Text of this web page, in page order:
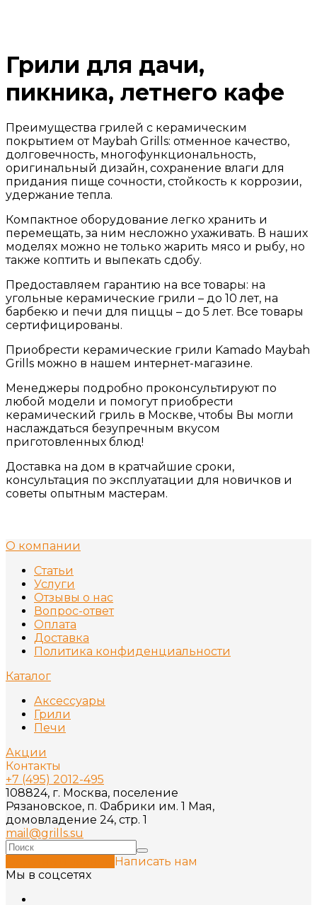
Грили для дачи,
пикника, летнего кафе
Преимущества грилей с керамическим
покрытием от Maybah Grills: отменное качество,
долговечность, многофункциональность,
оригинальный дизайн, сохранение влаги для
придания пище сочности, стойкость к коррозии,
удержание тепла.
Компактное оборудование легко хранить и
перемещать, за ним несложно ухаживать. В наших
моделях можно не только жарить мясо и рыбу, но
также коптить и выпекать сдобу.
Предоставляем гарантию на все товары: на
угольные керамические грили – до 10 лет, на
барбекю и печи для пиццы – до 5 лет. Все товары
сертифицированы.
Приобрести керамические грили Kamado Maybah
Grills можно в нашем интернет-магазине.
Менеджеры подробно проконсультируют по
любой модели и помогут приобрести
керамический гриль в Москве, чтобы Вы могли
наслаждаться безупречным вкусом
приготовленных блюд!
Доставка на дом в кратчайшие сроки,
консультация по эксплуатации для новичков и
советы опытным мастерам.
О компании
Статьи
Услуги
Отзывы о нас
Вопрос-ответ
Оплата
Доставка
Политика конфиденциальности
Каталог
Аксессуары
Грили
Печи
Акции
Контакты
+7 (495) 2012-495
108824, г. Москва, поселение
Рязановское, п. Фабрики им. 1 Мая,
домовладение 24, стр. 1
mail@grills.su
Написать нам
Мы в соцсетях